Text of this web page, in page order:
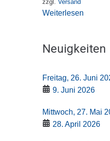
zzgl. Versand
Weiterlesen
Neuigkeiten
Freitag, 26. Juni
9. Juni 2026
Mittwoch, 27. Mai
28. April 2026